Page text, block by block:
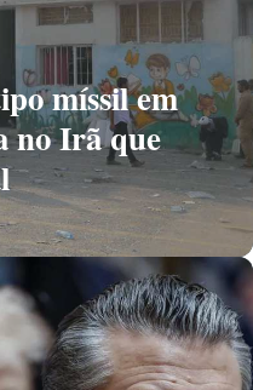
míssil em
no Irã que